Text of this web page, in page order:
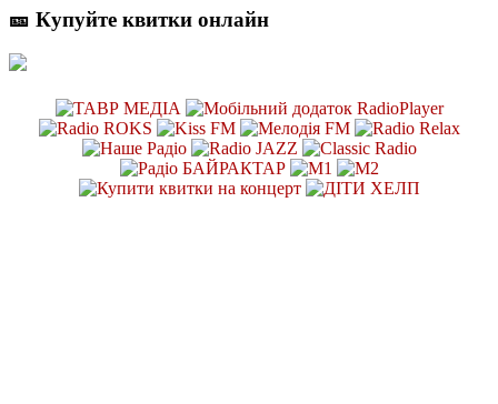
🎫 Купуйте квитки онлайн